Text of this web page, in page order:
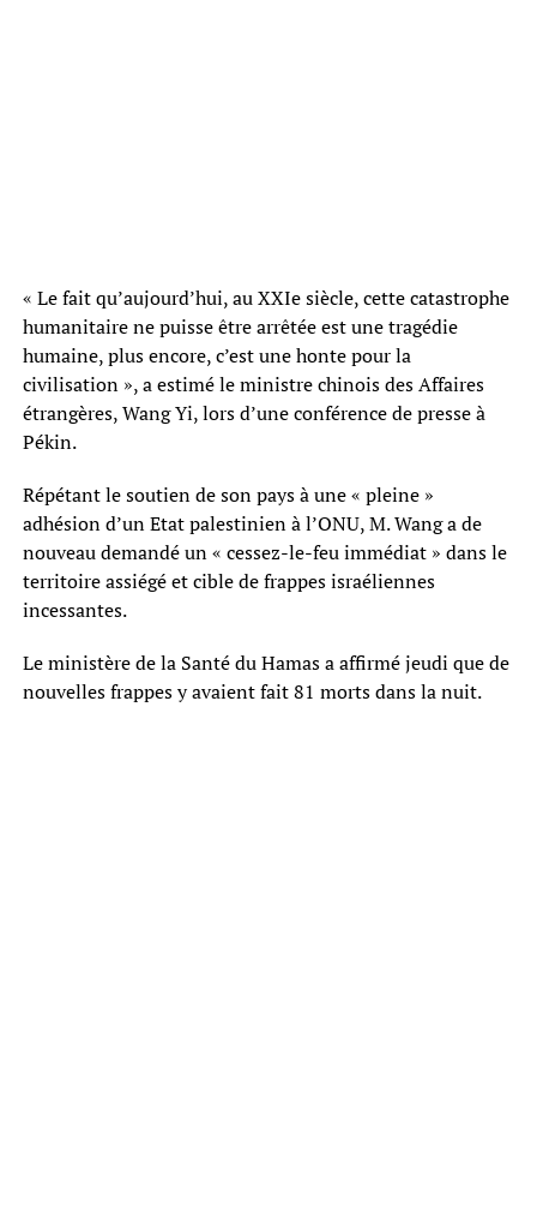
« Le fait qu’aujourd’hui, au XXIe siècle, cette catastrophe
humanitaire ne puisse être arrêtée est une tragédie
humaine, plus encore, c’est une honte pour la
civilisation », a estimé le ministre chinois des Affaires
étrangères, Wang Yi, lors d’une conférence de presse à
Pékin.
Répétant le soutien de son pays à une « pleine »
adhésion d’un Etat palestinien à l’ONU, M. Wang a de
nouveau demandé un « cessez-le-feu immédiat » dans le
territoire assiégé et cible de frappes israéliennes
incessantes.
Le ministère de la Santé du Hamas a affirmé jeudi que de
nouvelles frappes y avaient fait 81 morts dans la nuit.